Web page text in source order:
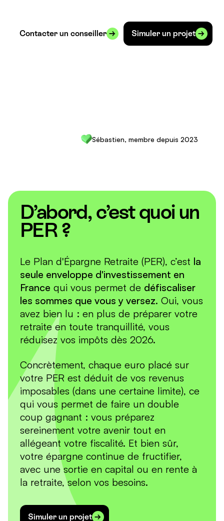
Contacter un conseiller Simuler un projet
Sébastien, membre depuis 2023
D’abord, c’est quoi un
PER ?
Le Plan d'Épargne Retraite (PER), c’est la
seule enveloppe d'investissement en
France qui vous permet de défiscaliser
les sommes que vous y versez. Oui, vous
avez bien lu : en plus de préparer votre
retraite en toute tranquillité, vous
réduisez vos impôts dès 2026.
Concrètement, chaque euro placé sur
votre PER est déduit de vos revenus
imposables (dans une certaine limite), ce
qui vous permet de faire un double
coup gagnant : vous préparez
sereinement votre avenir tout en
allégeant votre fiscalité. Et bien sûr,
votre épargne continue de fructifier,
avec une sortie en capital ou en rente à
la retraite, selon vos besoins.
Simuler un projet